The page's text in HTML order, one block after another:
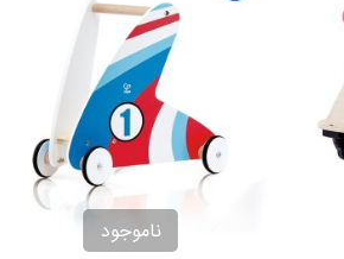
ناموجود